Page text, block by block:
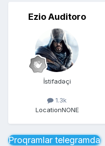
Ezio Auditoro
İstifadəçi
1.3k
LocationNONE
Proqramlar telegramda